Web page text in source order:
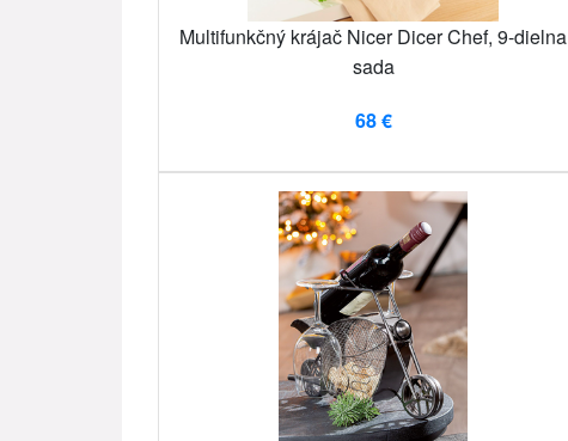
Multifunkčný krájač Nicer Dicer Chef, 9-dielna
sada
68 €